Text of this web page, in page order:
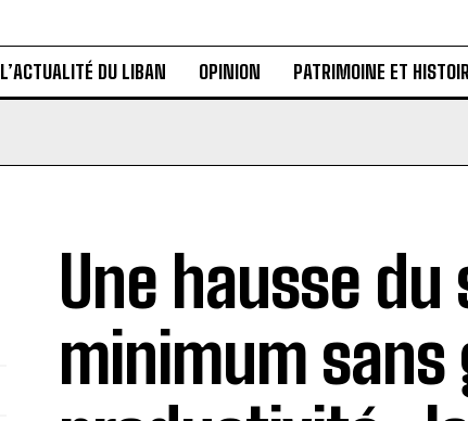
L’ACTUALITÉ DU LIBAN OPINION PATRIMOINE ET
Une hausse du
minimum sans